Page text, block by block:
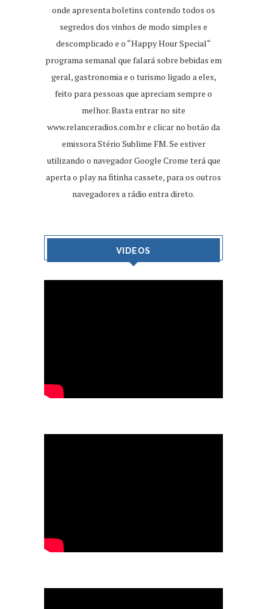
onde apresenta boletins contendo todos os
segredos dos vinhos de modo simples e
descomplicado e o “Happy Hour Special“
programa semanal que falará sobre bebidas em
geral, gastronomia e o turismo ligado a eles,
feito para pessoas que apreciam sempre o
melhor. Basta entrar no site
www.relanceradios.com.bre clicar no botão da
emissora Stério Sublime FM. Se estiver
utilizando o navegador Google Crome terá que
aperta o play na fitinha cassete, para os outros
navegadores a rádio entra direto.
VIDEOS